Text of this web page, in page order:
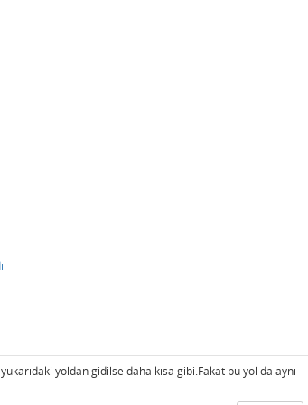
yoldan gidilse daha kısa gibi.Fakat bu yol da aynı